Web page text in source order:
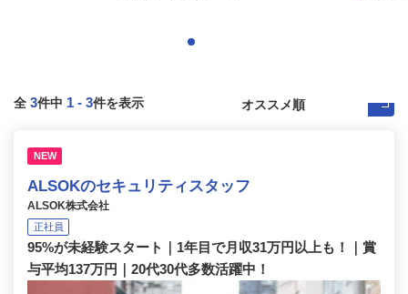
全 3件中 1 - 3件を表示
NEW
ALSOKのセキュリティスタッフ
ALSOK株式会社
正社員
95%が未経験スタート｜1年目で月収31万円以上も！｜賞
与平均137万円｜20代30代多数活躍中！